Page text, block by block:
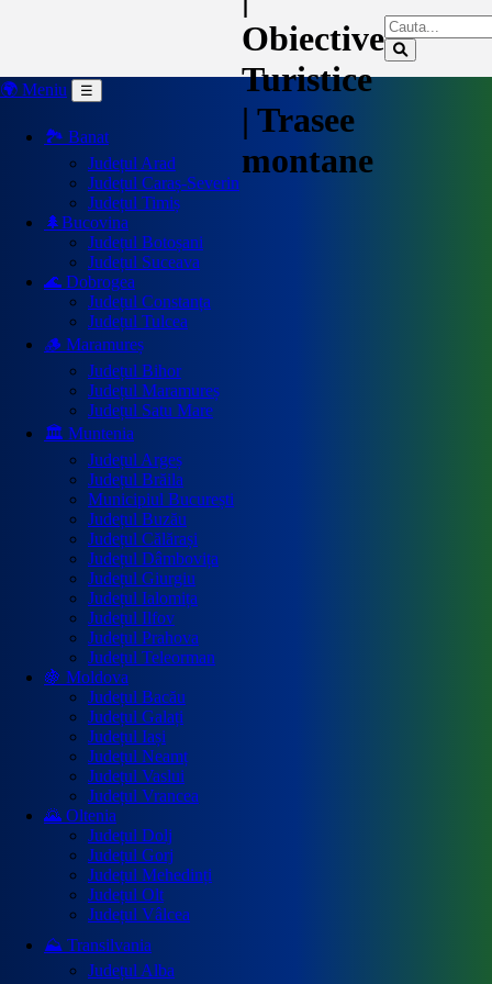
Obiective
Turistice
| Trasee
montane
🌍 Meniu ☰
🏞️ Banat
Județul Arad
Județul Caraș-Severin
Județul Timiș
🌲Bucovina
Județul Botoșani
Județul Suceava
🌊 Dobrogea
Județul Constanța
Județul Tulcea
🪵 Maramureș
Județul Bihor
Județul Maramureș
Județul Satu Mare
🏛️ Muntenia
Județul Argeș
Județul Brăila
Municipiul București
Județul Buzău
Județul Călărași
Județul Dâmbovița
Județul Giurgiu
Județul Ialomița
Județul Ilfov
Județul Prahova
Județul Teleorman
🍇 Moldova
Județul Bacău
Județul Galați
Județul Iași
Județul Neamț
Județul Vaslui
Județul Vrancea
🌄 Oltenia
Județul Dolj
Județul Gorj
Județul Mehedinți
Județul Olt
Județul Vâlcea
⛰️ Transilvania
Județul Alba